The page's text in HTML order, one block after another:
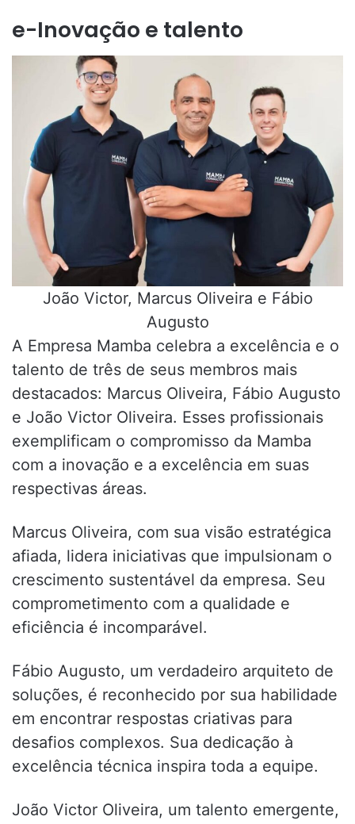
e-Inovação e talento
João Victor, Marcus Oliveira e Fábio
Augusto
A Empresa Mamba celebra a excelência e o
talento de três de seus membros mais
destacados: Marcus Oliveira, Fábio Augusto
e João Victor Oliveira. Esses profissionais
exemplificam o compromisso da Mamba
com a inovação e a excelência em suas
respectivas áreas.
Marcus Oliveira, com sua visão estratégica
afiada, lidera iniciativas que impulsionam o
crescimento sustentável da empresa. Seu
comprometimento com a qualidade e
eficiência é incomparável.
Fábio Augusto, um verdadeiro arquiteto de
soluções, é reconhecido por sua habilidade
em encontrar respostas criativas para
desafios complexos. Sua dedicação à
excelência técnica inspira toda a equipe.
João Victor Oliveira, um talento emergente,